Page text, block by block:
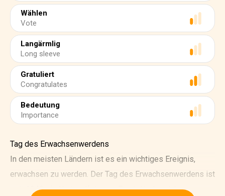
Wählen
Vote
Langärmlig
Long sleeve
Gratuliert
Congratulates
Bedeutung
Importance
Tag des Erwachsenwerdens
In den meisten Ländern ist es ein wichtiges Ereignis,
erwachsen zu werden. Der Tag des Erwachsenwerdens ist
seit 1948 ein Nationalfeiertag. Er wird jedes Jahr am